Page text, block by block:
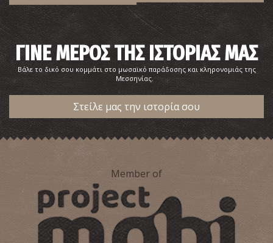
ΓΙΝΕ ΜΕΡΟΣ ΤΗΣ ΙΣΤΟΡΙΑΣ ΜΑΣ
Βάλε το δικό σου κομμάτι στο μωσαϊκό παράδοσης και κληρονομιάς της
Μεσσηνίας.
Στείλε μας την ιστορία σου
Member of